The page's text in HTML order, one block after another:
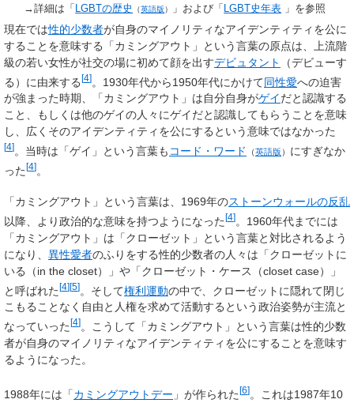
→詳細は「 LGBTの歴史 （英語版） 」および「 LGBT史年表 」を参照
現在では性的少数者が自身のマイノリティなアイデンティティを公に
することを意味する「カミングアウト」という言葉の原点は、上流階
級の若い女性が社交の場に初めて顔を出すデビュタント
（デビューす
る）に由来する[4] 。1930年代から1950年代にかけて同性愛への迫害
が強まった時期、「カミングアウト」は自分自身がゲイだと認識する
こと、もしくは他のゲイの人々にゲイだと認識してもらうことを意味
し、広くそのアイデンティティを公にするという意味ではなかった
[4] 。当時は「ゲイ」という言葉も コード・ワード （英語版 ） にすぎなか
った[4]。
「カミングアウト」という言葉は、1969年のストーンウォールの反乱
以降、より政治的な意味を持つようになった [4] 。1960年代までには
「カミングアウト」は「クローゼット」という言葉と対比されるよう
になり、 異性愛者のふりをする性的少数者の人々は「クローゼットに
いる（in the closet）」や「クローゼット・ケース（closet case）」
と呼ばれた[4][5]。そして権利運動の中で、クローゼットに隠れて閉じ
こもることなく自由と人権を求めて活動するという政治姿勢が主流と
なっていった [4] 。こうして「カミングアウト」という言葉は性的少数
者が自身のマイノリティなアイデンティティを公にすることを意味す
るようになった。
1988年には「カミングアウトデー 」が作られた[6]。これは1987年10